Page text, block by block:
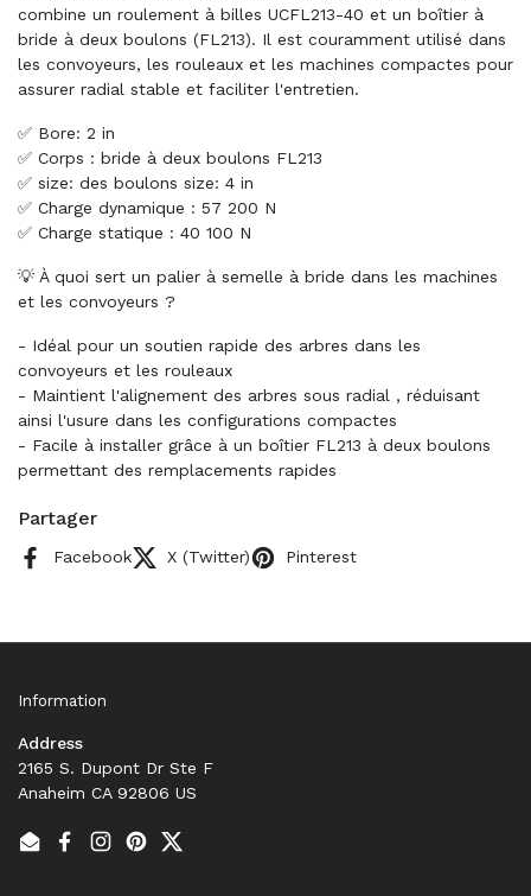
combine un roulement à billes UCFL213-40 et un boîtier à
bride à deux boulons (FL213). Il est couramment utilisé dans
les convoyeurs, les rouleaux et les machines compactes pour
assurer radial stable et faciliter l'entretien.
✅ Bore: 2 in
✅ Corps : bride à deux boulons FL213
✅ size: des boulons size: 4 in
✅ Charge dynamique : 57 200 N
✅ Charge statique : 40 100 N
💡 À quoi sert un palier à semelle à bride dans les machines
et les convoyeurs ?
- Idéal pour un soutien rapide des arbres dans les
convoyeurs et les rouleaux
- Maintient l'alignement des arbres sous radial , réduisant
ainsi l'usure dans les configurations compactes
- Facile à installer grâce à un boîtier FL213 à deux boulons
permettant des remplacements rapides
Partager
Facebook X (Twitter) Pinterest
Information
Address
2165 S. Dupont Dr Ste F
Anaheim CA 92806 US
EmailFacebook
Instagram
PinterestTwitter